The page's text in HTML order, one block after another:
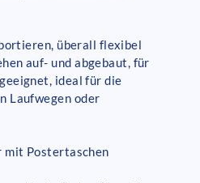
überall flexibel
auf- und abgebaut, für
ideal für die
Laufwegen oder
mit Postertaschen